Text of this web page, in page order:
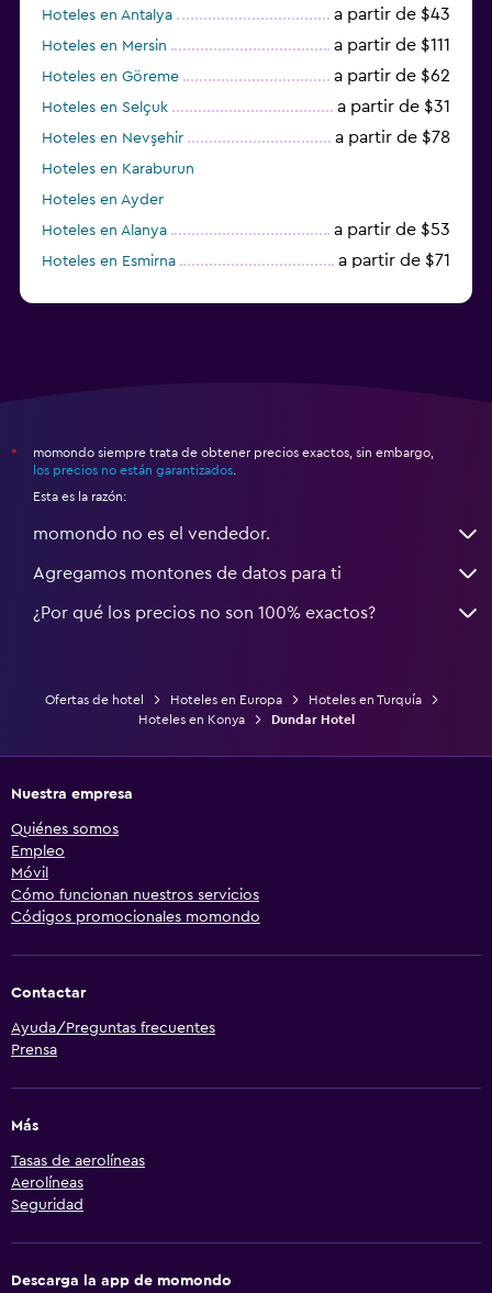
Hoteles en Antalya a partir de $43
Hoteles en Mersin a partir de $111
Hoteles en Göreme a partir de $62
Hoteles en Selçuk a partir de $31
Hoteles en Nevşehir a partir de $78
Hoteles en Karaburun
Hoteles en Ayder
Hoteles en Alanya
a partir de $53
Hoteles en Esmirna a partir de $71
*
momondo siempre trata de obtener precios exactos, sin embargo,
los precios no están garantizados
Esta es la razón:
momondo no es el vendedor.
Agregamos montones de datos para ti
¿Por qué los precios no son 100% exactos?
Ofertas de hotel Hoteles en Europa
Hoteles en Turquía
Hoteles en Konya
Dundar Hotel
Nuestra empresa
Quiénes somos
Empleo
Móvil
Cómo funcionan nuestros servicios
Códigos promocionales momondo
Contactar
Ayuda/Preguntas frecuentes
Prensa
Más
Tasas de aerolíneas
Aerolíneas
Seguridad
Descarga la app de momondo